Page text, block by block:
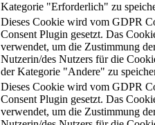
Kategorie "Erforderlich" zu
Dieses Cookie wird vom GDPR
Consent Plugin gesetzt. Das
verwendet, um die Zustimmung
Nutzerin/des Nutzers für die
der Kategorie "Andere" zu
Dieses Cookie wird vom GDPR
Consent Plugin gesetzt. Das
verwendet, um die Zustimmung